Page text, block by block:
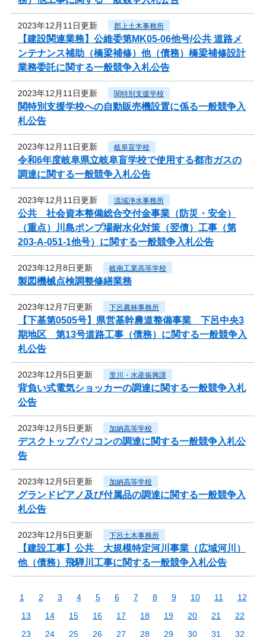
2023年12月11日更新 郡上土木事務所
【建設関連業務】公維委第MK05-06他号/公共 道路メ
ンテナンス補助（橋梁補修）他（債務）橋梁補修設計
業務委託に関する一般競争入札公告
2023年12月11日更新 関特別支援学校
関特別支援学校への自動販売機設置に係る一般競争入
札公告
2023年12月11日更新 岐阜盲学校
令和6年度岐阜県立岐阜盲学校で使用する都市ガスの
調達に関する一般競争入札公告
2023年12月11日更新 流域浄水事務所
公共 社会資本整備総合交付金事業（防災・安全）
（重点）川島ポンプ場耐水化対策（翌債）工事（第
203-A-051-1他号）に関する一般競争入札公告
2023年12月8日更新 岐南工業高等学校
製図機械点検調整修繕業務
2023年12月7日更新 下呂農林事務所
【下基第0505号】県営基幹農道整備事業 下呂中央3
期地区 第13号道路工事（債務）に関する一般競争入
札公告
2023年12月5日更新 里川・水産振興課
背負い式電気ショッカーの調達に関する一般競争入札
公告
2023年12月5日更新 加納高等学校
デスクトップパソコンの調達に関する一般競争入札公
告
2023年12月5日更新 加納高等学校
グランドピアノ及び付属品の調達に関する一般競争入
札公告
2023年12月5日更新 下呂土木事務所
【建設工事】公共 大規模特定河川事業（広域河川）
他（債務）飛騨川工事に関する一般競争入札公告
1 2 3 4 5 6 7 8 9 10 11
12
13
14 15 16 17 18 19 20 21
22
23
24 25 26 27 28 29 30 31
32